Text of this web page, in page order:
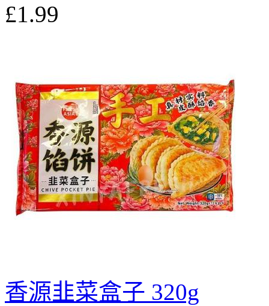
£1.99
香源韭菜盒子 320g